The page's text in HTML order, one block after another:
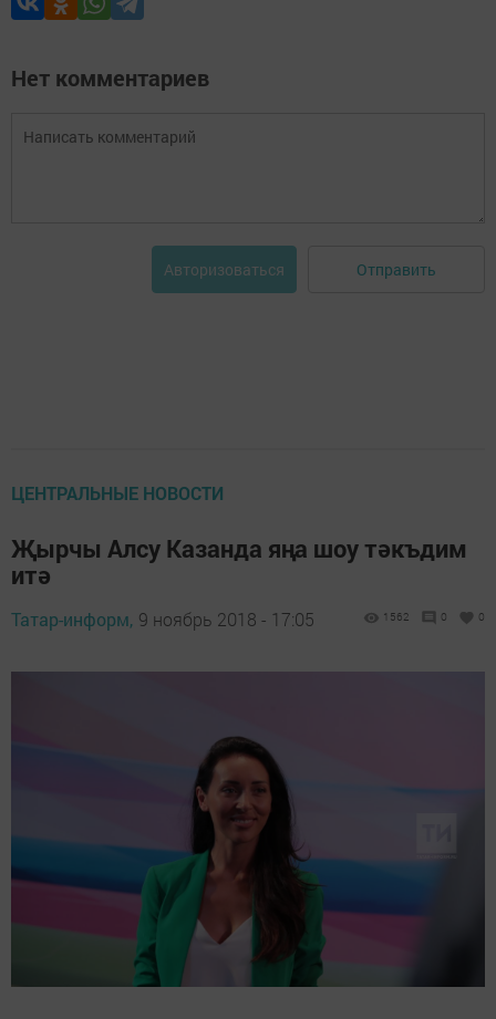
Нет комментариев
Авторизоваться Отправить
ЦЕНТРАЛЬНЫЕ НОВОСТИ
Җырчы Алсу Казанда яңа шоу тәкъдим
итә
Татар-информ, 9 ноябрь 2018 - 17:05 1562 0 0